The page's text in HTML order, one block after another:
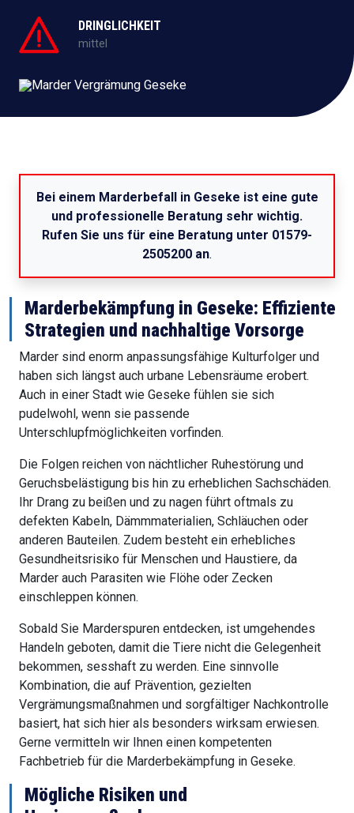
DRINGLICHKEIT
mittel
Bei einem Marderbefall in Geseke ist eine gute
und professionelle Beratung sehr wichtig.
Rufen Sie uns für eine Beratung unter 01579-
2505200 an.
Marderbekämpfung in Geseke: Effiziente
Strategien und nachhaltige Vorsorge
Marder sind enorm anpassungsfähige Kulturfolger und
haben sich längst auch urbane Lebensräume erobert.
Auch in einer Stadt wie Geseke fühlen sie sich
pudelwohl, wenn sie passende
Unterschlupfmöglichkeiten vorfinden.
Die Folgen reichen von nächtlicher Ruhestörung und
Geruchsbelästigung bis hin zu erheblichen Sachschäden.
Ihr Drang zu beißen und zu nagen führt oftmals zu
defekten Kabeln, Dämmmaterialien, Schläuchen oder
anderen Bauteilen. Zudem besteht ein erhebliches
Gesundheitsrisiko für Menschen und Haustiere, da
Marder auch Parasiten wie Flöhe oder Zecken
einschleppen können.
Sobald Sie Marderspuren entdecken, ist umgehendes
Handeln geboten, damit die Tiere nicht die Gelegenheit
bekommen, sesshaft zu werden. Eine sinnvolle
Kombination, die auf Prävention, gezielten
Vergrämungsmaßnahmen und sorgfältiger Nachkontrolle
basiert, hat sich hier als besonders wirksam erwiesen.
Gerne vermitteln wir Ihnen einen kompetenten
Fachbetrieb für die Marderbekämpfung in Geseke.
Mögliche Risiken und